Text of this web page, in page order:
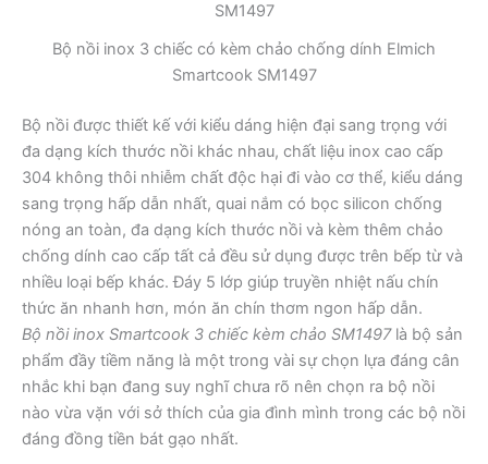
Bộ nồi inox 3 chiếc có kèm chảo chống dính Elmich
Smartcook SM1497
Bộ nồi được thiết kế với kiểu dáng hiện đại sang trọng với
đa dạng kích thước nồi khác nhau, chất liệu inox cao cấp
304 không thôi nhiễm chất độc hại đi vào cơ thể, kiểu dáng
sang trọng hấp dẫn nhất, quai nắm có bọc silicon chống
nóng an toàn, đa dạng kích thước nồi và kèm thêm chảo
chống dính cao cấp tất cả đều sử dụng được trên bếp từ và
nhiều loại bếp khác. Đáy 5 lớp giúp truyền nhiệt nấu chín
thức ăn nhanh hơn, món ăn chín thơm ngon hấp dẫn.
Bộ nồi inox Smartcook 3 chiếc kèm chảo SM1497là bộ sản
phẩm đầy tiềm năng là một trong vài sự chọn lựa đáng cân
nhắc khi bạn đang suy nghĩ chưa rõ nên chọn ra bộ nồi
nào vừa vặn với sở thích của gia đình mình trong các bộ nồi
đáng đồng tiền bát gạo nhất.